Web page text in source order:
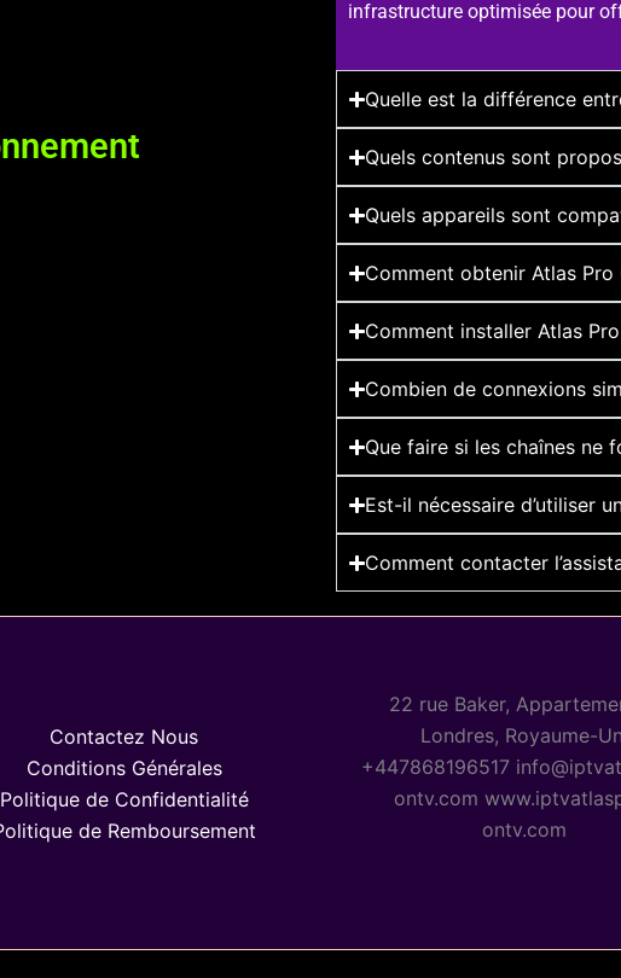
infrastructure optimisée pour
Quelle est la différence
Quels contenus sont
Quels appareils sont
Comment obtenir Atlas Pro
Comment installer Atlas
Combien de connexions
Que faire si les chaînes ne
Est-il nécessaire d’utiliser
Comment contacter
Contactez Nous
Conditions Générales
Politique de Confidentialité
de Remboursement
22 rue Baker,
Londres, Royaume-
+447868196517
ontv.com
ontv.com